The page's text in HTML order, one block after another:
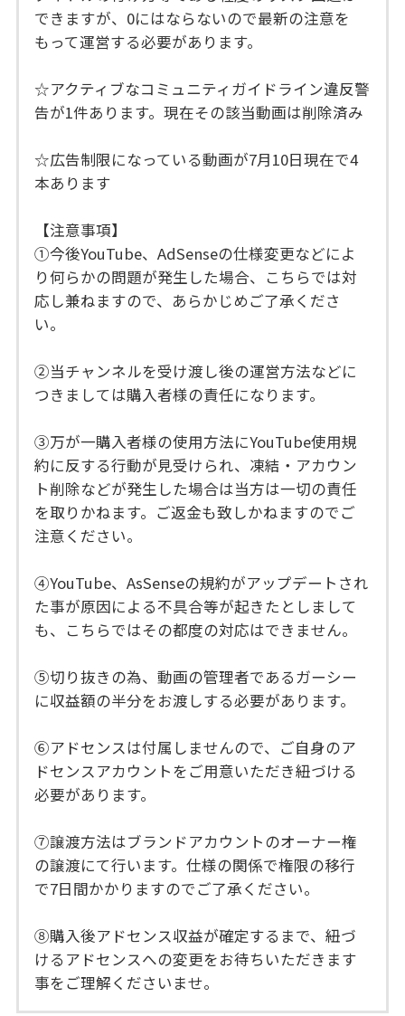
できますが、0にはならないので最新の注意を
もって運営する必要があります。
☆アクティブなコミュニティガイドライン違反警
告が1件あります。現在その該当動画は削除済み
☆広告制限になっている動画が7月10日現在で4
本あります
【注意事項】
①今後YouTube、AdSenseの仕様変更などによ
り何らかの問題が発生した場合、こちらでは対
応し兼ねますので、あらかじめご了承くださ
い。
②当チャンネルを受け渡し後の運営方法などに
つきましては購入者様の責任になります。
③万が一購入者様の使用方法にYouTube使用規
約に反する行動が見受けられ、凍結・アカウン
ト削除などが発生した場合は当方は一切の責任
を取りかねます。ご返金も致しかねますのでご
注意ください。
④YouTube、AsSenseの規約がアップデートされ
た事が原因による不具合等が起きたとしまして
も、こちらではその都度の対応はできません。
⑤切り抜きの為、動画の管理者であるガーシー
に収益額の半分をお渡しする必要があります。
⑥アドセンスは付属しませんので、ご自身のア
ドセンスアカウントをご用意いただき紐づける
必要があります。
⑦譲渡方法はブランドアカウントのオーナー権
の譲渡にて行います。仕様の関係で権限の移行
で7日間かかりますのでご了承ください。
⑧購入後アドセンス収益が確定するまで、紐づ
けるアドセンスへの変更をお待ちいただきます
事をご理解くださいませ。